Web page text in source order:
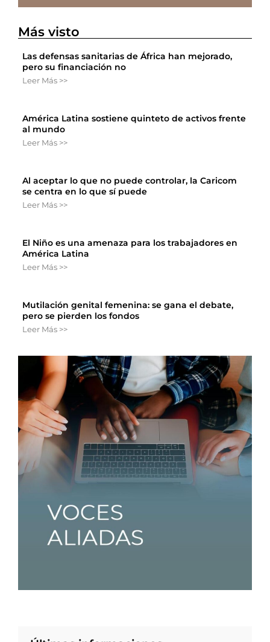
Más visto
Las defensas sanitarias de África han mejorado,
pero su financiación no
Leer Más >>
América Latina sostiene quinteto de activos frente
al mundo
Leer Más >>
Al aceptar lo que no puede controlar, la Caricom
se centra en lo que sí puede
Leer Más >>
El Niño es una amenaza para los trabajadores en
América Latina
Leer Más >>
Mutilación genital femenina: se gana el debate,
pero se pierden los fondos
Leer Más >>